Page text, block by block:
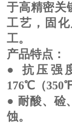
于高精密关
工艺，固
工。
产品特点：
● 抗压强
176℃（350℉
● 耐酸、硷
蚀。